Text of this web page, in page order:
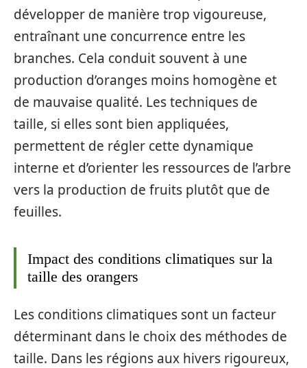
développer de manière trop vigoureuse,
entraînant une concurrence entre les
branches. Cela conduit souvent à une
production d’oranges moins homogène et
de mauvaise qualité. Les techniques de
taille, si elles sont bien appliquées,
permettent de régler cette dynamique
interne et d’orienter les ressources de l’arbre
vers la production de fruits plutôt que de
feuilles.
Impact des conditions climatiques sur la
taille des orangers
Les conditions climatiques sont un facteur
déterminant dans le choix des méthodes de
taille. Dans les régions aux hivers rigoureux,